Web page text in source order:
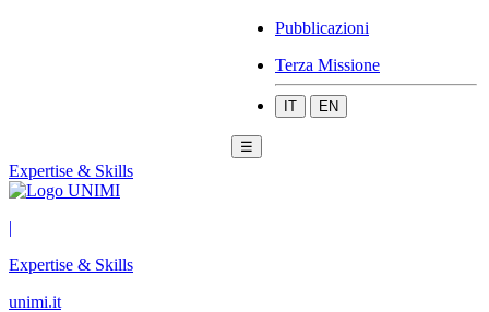
Pubblicazioni
Terza Missione
IT EN
☰
Expertise & Skills
|
Expertise & Skills
unimi.it